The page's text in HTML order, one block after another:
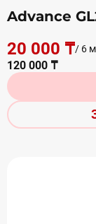
Advance
20 000 ₸/ 6
120 000 ₸